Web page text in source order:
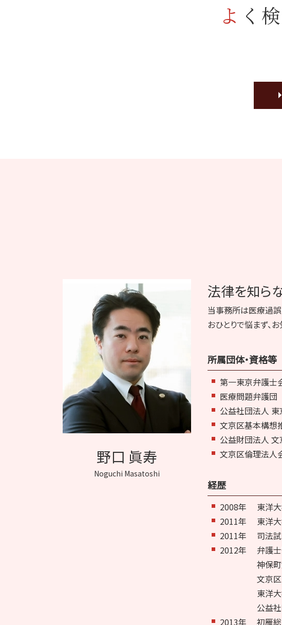
よ
野口 眞寿
Noguchi Masatoshi
法律を知ら
当事務所は医療過誤
おひとりで悩まず、
所属団体・資格等
第一東京弁護士
医療問題弁護団
公益社団法人
文京区基本構想
公益財団法人 文
文京区倫理法人
経歴
2008年
東洋
2011年
東洋
2011年
司法
2012年
弁護
神保
文京
東洋
公益
2013年
初雁